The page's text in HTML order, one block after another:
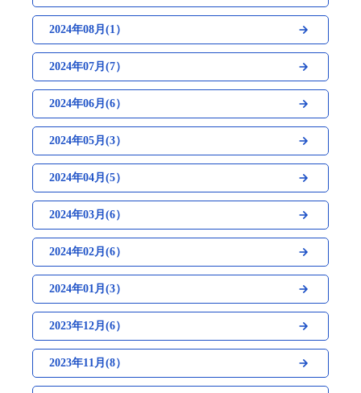
2024年08月(1）
2024年07月(7）
2024年06月(6）
2024年05月(3）
2024年04月(5）
2024年03月(6）
2024年02月(6）
2024年01月(3）
2023年12月(6）
2023年11月(8）